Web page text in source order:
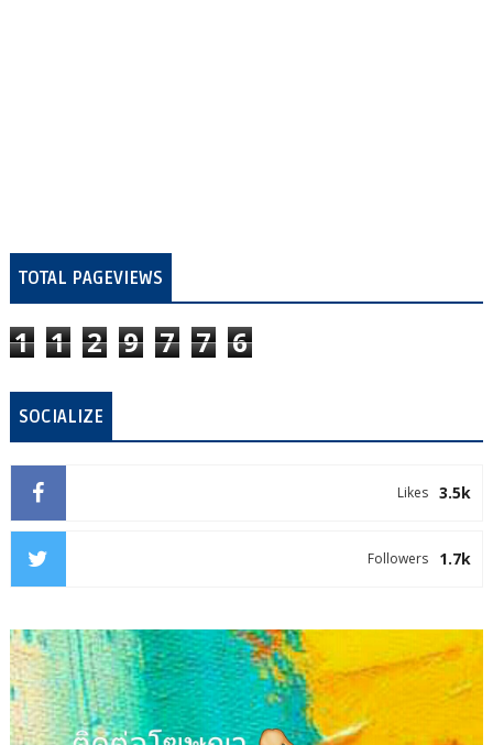
TOTAL PAGEVIEWS
1 1 2 9 7 7 6
SOCIALIZE
3.5k
Likes
1.7k
Followers